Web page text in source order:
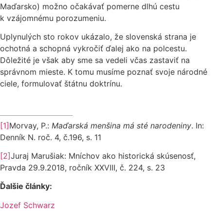
Maďarsko) možno očakávať pomerne dlhú cestu
k vzájomnému porozumeniu.
Uplynulých sto rokov ukázalo, že slovenská strana je
ochotná a schopná vykročiť ďalej ako na polcestu.
Dôležité je však aby sme sa vedeli včas zastaviť na
správnom mieste. K tomu musíme poznať svoje národné
ciele, formulovať štátnu doktrínu.
[1]Morvay, P.: Maďarská menšina má sté narodeniny. In:
Denník N. roč. 4, č.196, s. 11
[2]Juraj Marušiak: Mníchov ako historická skúsenosť,
Pravda 29.9.2018, ročník XXVIII, č. 224, s. 23
Ďalšie články:
Jozef Schwarz